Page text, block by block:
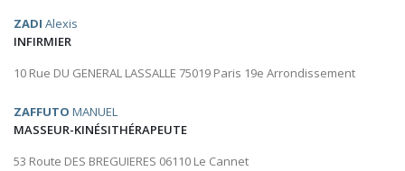
ZADI Alexis
INFIRMIER
10 Rue DU GENERAL LASSALLE 75019 Paris 19e Arrondissement
ZAFFUTO MANUEL
MASSEUR-KINÉSITHÉRAPEUTE
53 Route DES BREGUIERES 06110 Le Cannet